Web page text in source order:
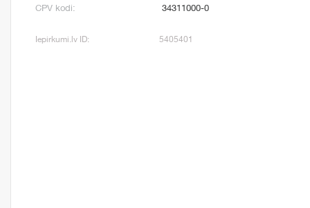
CPV kodi:
34311000-0
Iepirkumi.lv ID: 5405401